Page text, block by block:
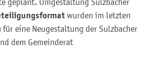
wurden im letzten
für eine Neugestaltung der Sulzbacher
dem Gemeinderat